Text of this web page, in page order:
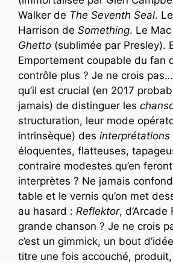
Walker de The Seventh Seal.
Harrison de Something. Le
Ghetto (sublimée par Presley).
Emportement coupable du fan
contrôle plus ? Je ne crois
qu’il est crucial (en 2017
jamais) de distinguer les
structuration, leur mode
intrinsèque) des interprétations
éloquentes, flatteuses,
contraire modestes qu’en
interprètes ? Ne jamais
table et le vernis qu’on met
au hasard : Reflektor, d’Arcade
grande chanson ? Je ne crois
c’est un gimmick, un bout
titre une fois accouché,